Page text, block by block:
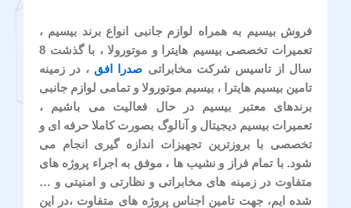
فروش بیسیم به همراه لوازم جانبی انواع برند بیسیم ،
تعمیرات تخصصی بیسیم هایترا و موتورولا ، با گذشت 8
سال از تاسیس شرکت مخابراتی صدرا افق ، در زمینه
تامین بیسیم هایترا ، بیسیم موتورولا و تمامی لوازم جانبی
برندهای معتبر بیسیم در حال فعالیت می باشیم ،
تعمیرات بیسیم دیجیتال و آنالوگ بصورت کاملا حرفه ای و
تخصصی با بروزترین تجهیزات اندازه گیری انجام می
شود. با تمام فراز و نشیب ها ، موفق به اجراء پروژه های
متفاوت در زمینه های مخابراتی و نظارتی و امنیتی و …
شده ایم، جهت تامین اجناس پروژه های متفاوت ،در این